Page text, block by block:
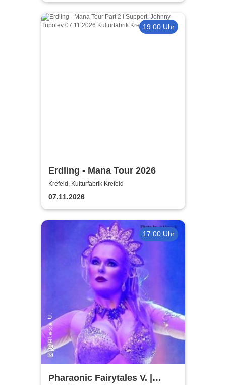
19:00 Uhr
Erdling - Mana Tour 2026
Krefeld, Kulturfabrik Krefeld
07.11.2026
17:00 Uhr
Pharaonic Fairytales V. |